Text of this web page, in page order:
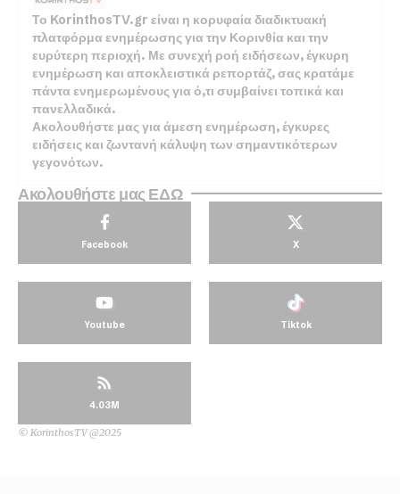
Το KorinthosTV.gr είναι η κορυφαία διαδικτυακή
πλατφόρμα ενημέρωσης για την Κορινθία και την
ευρύτερη περιοχή. Με συνεχή ροή ειδήσεων, έγκυρη
ενημέρωση και αποκλειστικά ρεπορτάζ, σας κρατάμε
πάντα ενημερωμένους για ό,τι συμβαίνει τοπικά και
πανελλαδικά.
Ακολουθήστε μας για άμεση ενημέρωση, έγκυρες
ειδήσεις και ζωντανή κάλυψη των σημαντικότερων
γεγονότων.
Ακολουθήστε μας ΕΔΩ
Facebook X
Youtube Tiktok
4.03M
© KorinthosTV @2025